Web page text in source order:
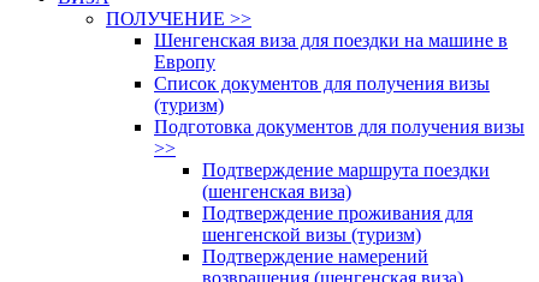
ПОЛУЧЕНИЕ >>
Шенгенская виза для поездки на машине в
Европу
Список документов для получения визы
(туризм)
Подготовка документов для получения визы
>>
Подтверждение маршрута поездки
(шенгенская виза)
Подтверждение проживания для
шенгенской визы (туризм)
Подтверждение намерений
возвращения (шенгенская виза)